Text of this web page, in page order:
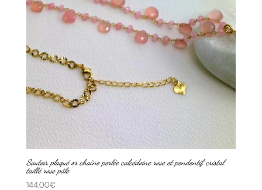
Sautoir plaqué or chaîne perlée calcédoine rose et pendentif cristal
taillé rose pâle
144,00€